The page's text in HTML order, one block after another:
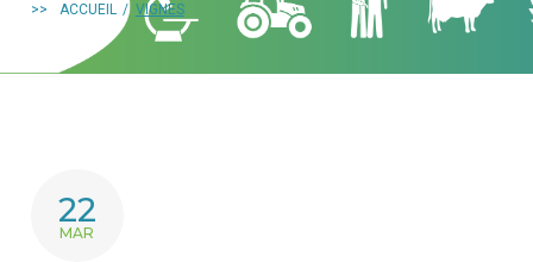
>> ACCUEIL / VIGNES
22
MAR